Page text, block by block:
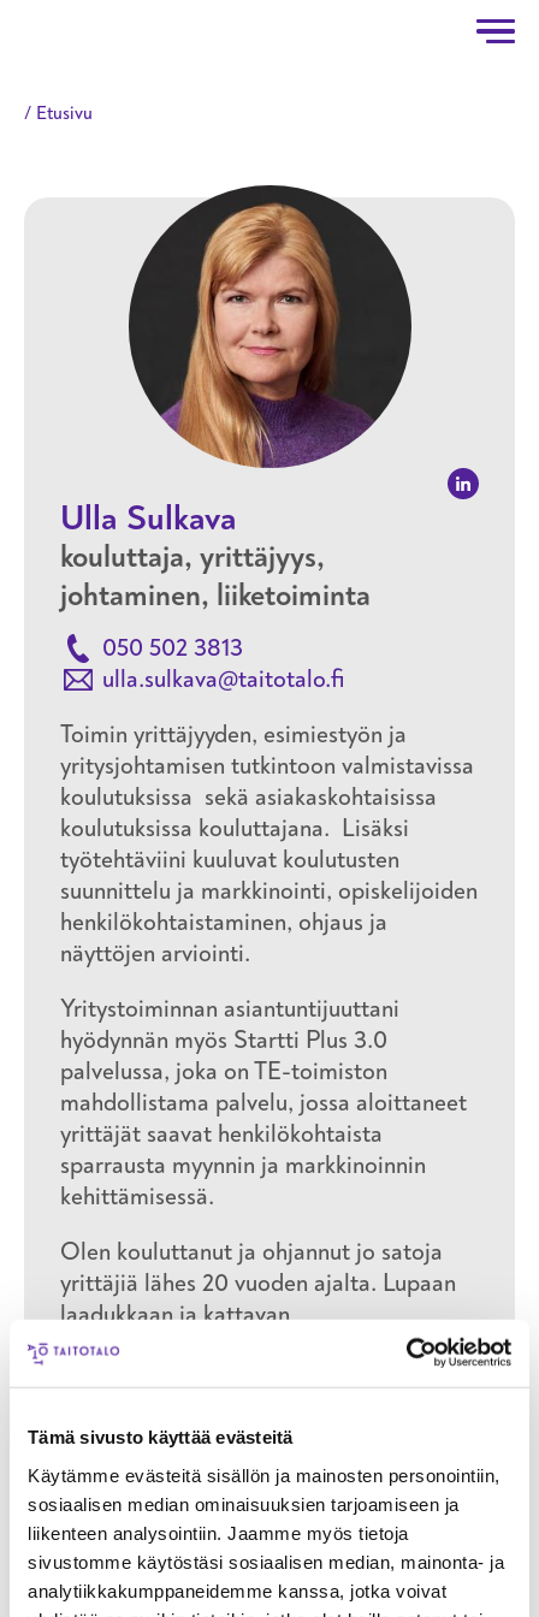
Tämä sivusto käyttää evästeitä
Käytämme evästeitä sisällön ja mainosten personointiin,
sosiaalisen median ominaisuuksien tarjoamiseen ja
liikenteen analysointiin. Jaamme myös tietoja
sivustomme käytöstäsi sosiaalisen median, mainonta- ja
analytiikkakumppaneidemme kanssa, jotka voivat
Etusivu
Ulla Sulkava
kouluttaja, yrittäjyys,
johtaminen, liiketoiminta
050 502 3813
ulla.sulkava@taitotalo.fi
Toimin yrittäjyyden, esimiestyön ja
yritysjohtamisen tutkintoon valmistavissa
koulutuksissa sekä asiakaskohtaisissa
koulutuksissa kouluttajana. Lisäksi
työtehtäviini kuuluvat koulutusten
suunnittelu ja markkinointi, opiskelijoiden
henkilökohtaistaminen, ohjaus ja
näyttöjen arviointi.
Yritystoiminnan asiantuntijuuttani
hyödynnän myös Startti Plus 3.0
palvelussa, joka on TE-toimiston
mahdollistama palvelu, jossa aloittaneet
yrittäjät saavat henkilökohtaista
sparrausta myynnin ja markkinoinnin
kehittämisessä.
Olen kouluttanut ja ohjannut jo satoja
yrittäjiä lähes 20 vuoden ajalta. Lupaan
laadukkaan ja kattavan
yrittäjävalmennuksen yritystoimintaa
suunnitteleville ja yrittäjänä toimiville.
Toimin yrittäjyyden ammattitutkinnon
tuotevastaavana ja yrittäjyysalan
työelämätoimikunnassa opetusalan
edustajana.
AINA KANNATTAA YRITTÄÄ!